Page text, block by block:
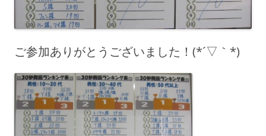
ご参加ありがとうございました！(*´▽｀*)